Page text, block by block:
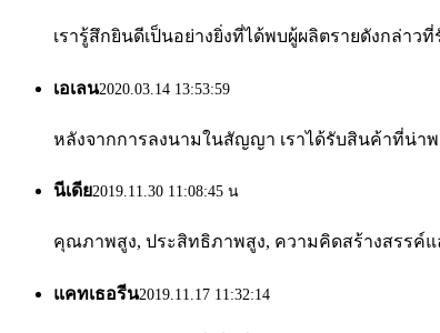
เรารู้สึกยินดีเป็นอย่างยิ่งที่ได้พบผู้ผลิตรายดังกล่
เอเลน2020.03.14 13:53:59
หลังจากการลงนามในสัญญา เราได้รับสินค้าที่น่า
นีเดีย2019.11.30 11:08:45 น
คุณภาพสูง, ประสิทธิภาพสูง, ความคิดสร้างสรรค์
แคทเธอรีน2019.11.17 11:32:14